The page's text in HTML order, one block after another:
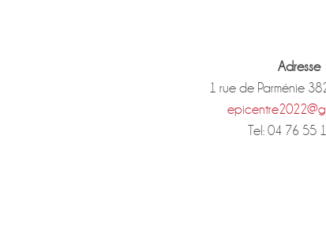
Adresse
1 rue de Parménie
Tel: 04 76 55